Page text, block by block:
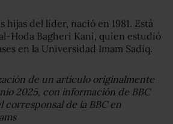
hijas del líder, nació en 1981. Está
Hoda Bagheri Kani, quien estudió
en la Universidad Imam Sadiq.
de un artículo originalmente
2025, con información de BBC
corresponsal de la BBC en